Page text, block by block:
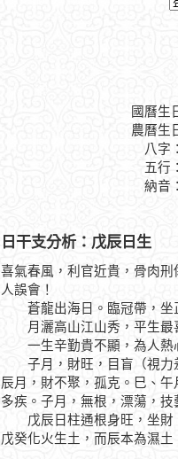
國曆生
農曆生
八字
五行
納音
日干支分析：戊辰日生
喜氣春風，利官近貴，骨肉
人誤會！
蒼龍出海日。臨冠帶，坐
月灑高山江山秀，平生最
一生辛勤貴不顯，為人熱
子月，財旺，目盲（視力
辰月，財不聚，孤克。巳、
多疾。子月，無根，漂蕩，技
戊辰日柱通根身旺，坐財
戊癸化火生土，而辰本為濕